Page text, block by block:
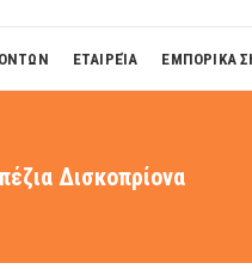
ΕΤΑΙΡΕΊΑ ΕΜΠΟΡΙΚΑ
Δισκοπρίονα